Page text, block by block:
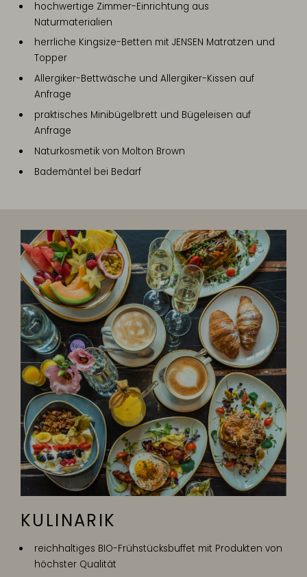
hochwertige Zimmer-Einrichtung aus
Naturmaterialien
herrliche Kingsize-Betten mit JENSEN Matratzen und
Topper
Allergiker-Bettwäsche und Allergiker-Kissen auf
Anfrage
praktisches Minibügelbrett und Bügeleisen auf
Anfrage
Naturkosmetik von Molton Brown
Bademäntel bei Bedarf
KULINARIK
reichhaltiges BIO-Frühstücksbuffet mit Produkten von
höchster Qualität